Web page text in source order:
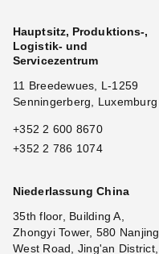
Hauptsitz, Produktions-,
Logistik- und
Servicezentrum
11 Breedewues, L-1259
Senningerberg, Luxemburg
+352 2 600 8670
+352 2 786 1074
Niederlassung China
35th floor, Building A,
Zhongyi Tower, 580 Nanjing
West Road, Jing'an District,